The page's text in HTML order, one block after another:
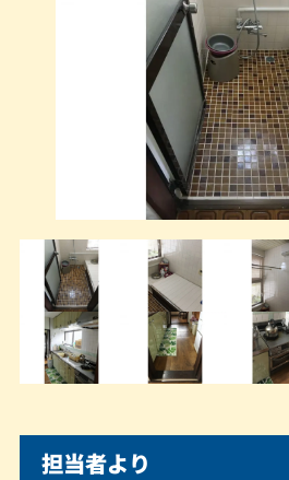
担当者より